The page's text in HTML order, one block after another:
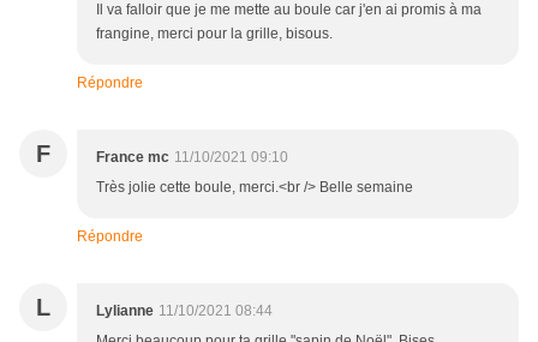
Il va falloir que je me mette au boule car j'en ai promis à ma
frangine, merci pour la grille, bisous.
Répondre
F France mc 11/10/2021 09:10
Très jolie cette boule, merci.<br /> Belle semaine
Répondre
L Lylianne 11/10/2021 08:44